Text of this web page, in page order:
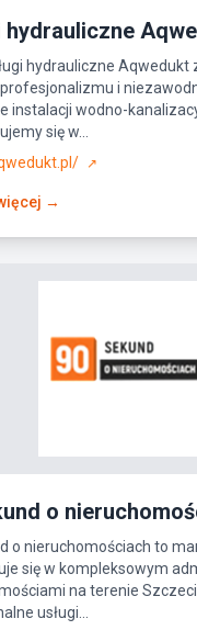
hydrauliczne
hydrauliczne Aqwedukt
i
instalacji wodno-
się w...
↗
→
o
o nieruchomościach to
się w kompleksowym
na terenie
usługi...